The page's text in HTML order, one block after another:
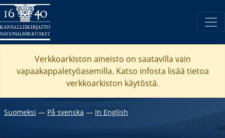
Verkkoarkiston aineisto on saatavilla vain
vapaakappaletyöasemilla. Katso infosta lisää tietoa
verkkoarkiston käytöstä.
Suomeksi ― På svenska ― In English